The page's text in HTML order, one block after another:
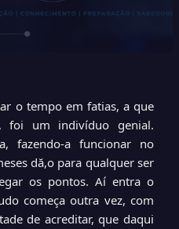
o tempo em fatias, a que
um indivíduo genial.
fazendo-a funcionar no
dă,o para qualquer ser
os pontos. Aí entra o
começa outra vez, com
de acreditar, que daqui